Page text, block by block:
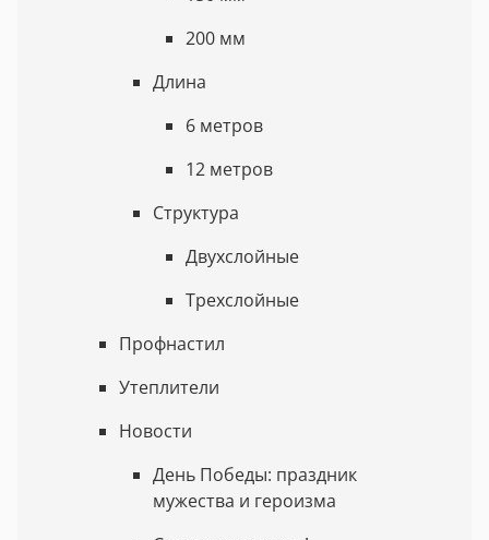
200 мм
Длина
6 метров
12 метров
Структура
Двухслойные
Трехслойные
Профнастил
Утеплители
Новости
День Победы: праздник
мужества и героизма